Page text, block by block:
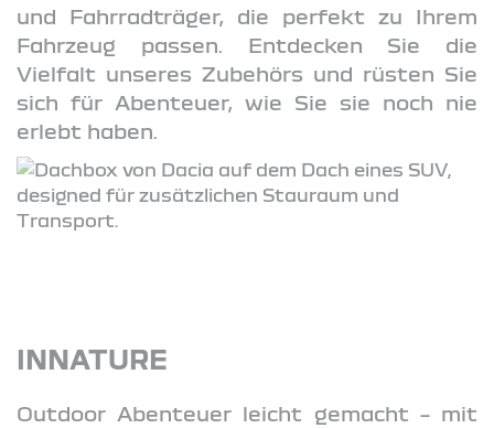
und Fahrradträger, die perfekt zu Ihrem
Fahrzeug passen. Entdecken Sie die
Vielfalt unseres Zubehörs und rüsten Sie
sich für Abenteuer, wie Sie sie noch nie
erlebt haben.
INNATURE
Outdoor Abenteuer leicht gemacht – mit